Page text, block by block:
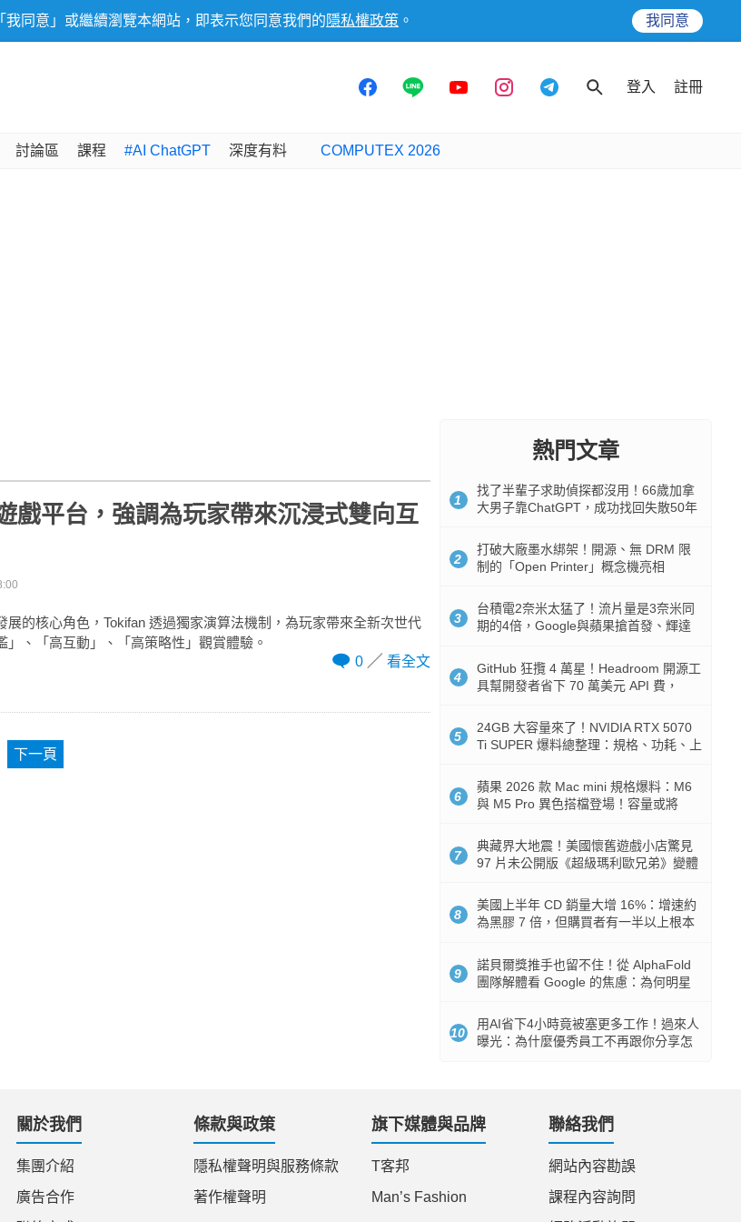
同意」或繼續瀏覽本網站，即表示您同意我們的 隱私權政策 。 我同意
登入 註冊
討論區 課程 #AI ChatGPT 深度有料 COMPUTEX 2026
戲平台，強調為玩家帶來沉浸式雙向互
展的核心角色，Tokifan 透過獨家演算法機制，為玩家帶來全新次世代
、「高互動」、「高策略性」觀賞體驗。
0
看全文
下一頁
熱門文章
1
找了半輩子求助偵探都沒用！66歲加拿
大男子靠ChatGPT，成功找回失散50年
2
打破大廠墨水綁架！開源、無 DRM 限
制的「Open Printer」概念機亮相
3
台積電2奈米太猛了！流片量是3奈米同
期的4倍，Google與蘋果搶首發、輝達
4
GitHub 狂攬 4 萬星！Headroom 開源工
具幫開發者省下 70 萬美元 API 費，
5
24GB 大容量來了！NVIDIA RTX 5070
Ti SUPER 爆料總整理：規格、功耗、上
6
蘋果 2026 款 Mac mini 規格爆料：M6
與 M5 Pro 異色搭檔登場！容量或將
7
典藏界大地震！美國懷舊遊戲小店驚見
97 片未公開版《超級瑪利歐兄弟》變體
8
美國上半年 CD 銷量大增 16%：增速約
為黑膠 7 倍，但購買者有一半以上根本
9
諾貝爾獎推手也留不住！從 AlphaFold
團隊解體看 Google 的焦慮：為何明星
10
用AI省下4小時竟被塞更多工作！過來人
曝光：為什麼優秀員工不再跟你分享怎
關於我們
集團介紹
廣告合作
條款與政策
隱私權聲明與服務條款
著作權聲明
旗下媒體與品牌
T客邦
Man’s Fashion
聯絡我們
網站內容勘誤
課程內容詢問